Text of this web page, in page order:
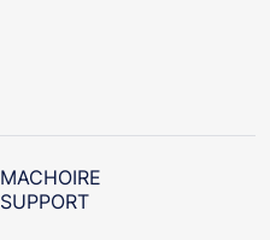
MACHOIRE
SUPPORT